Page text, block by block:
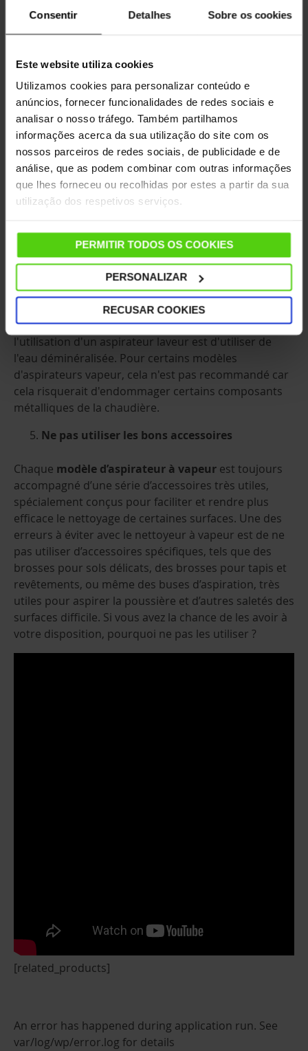
Consentir Detalhes Sobre os cookies
Este website utiliza cookies
Utilizamos cookies para personalizar conteúdo e
anúncios, fornecer funcionalidades de redes sociais e
analisar o nosso tráfego. Também partilhamos
informações acerca da sua utilização do site com os
nossos parceiros de redes sociais, de publicidade e de
análise, que as podem combinar com outras informações
que lhes forneceu ou recolhidas por estes a partir da sua
utilização dos respetivos serviços.
PERMITIR TODOS OS COOKIES
PERSONALIZAR
RECUSAR COOKIES
vapeur est certainementl'une des erreurs les plus
gravesque vous puissiez commettre. Le nettoyage du
fonctionnement de l'aspirateur laveur, mais
également pour le résultat final en termes d'hygiène
et de propreté de la maison.
Nettoyer les filtres n’est pas compliqué : dans la
plupart des cas, il suffit de les passer sous le robinet
et de les laisser sécher. Cette opération doit être
effectuée régulièrement, afin de préserver les
performances de votre nettoyeur vapeur aspirateur
Utiliser de l'eau déminéralisée
Sauf indication contraire des instructions du
fabricant, il est conseilléd'utiliser de l'eau du
robinet dans les nettoyeurs vapeur aspirateur
L'une des erreurs les plus courantes lors de
l'utilisation d'un aspirateur laveur est d'utiliser de
l'eau déminéralisée. Pour certains modèles
d'aspirateurs vapeur, cela n'est pas recommandé car
cela risquerait d'endommager certains composants
métalliques de la chaudière.
Ne pas utiliser les bons accessoires
Chaque modèle d’aspirateur à vapeur est toujours
accompagné d’une série d’accessoires très utiles,
spécialement conçus pour faciliter et rendre plus
efficace le nettoyage de certaines surfaces. Une des
erreurs à éviter avec le nettoyeur à vapeur est de ne
pas utiliser d’accessoires spécifiques, tels que des
brosses pour sols délicats, des brosses pour tapis et
revêtements, ou même des buses d’aspiration, très
utiles pour aspirer la poussière et d’autres saletés des
surfaces difficile. Si vous avez la chance de les avoir à
votre disposition, pourquoi ne pas les utiliser ?
[related_products]
An error has happened during application run. See
var/log/wp/error.log for details